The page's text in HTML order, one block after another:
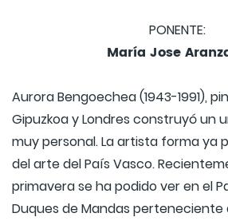
PONENTE:
María Jose
Aurora Bengoechea (1943-1991),
Gipuzkoa y Londres construyó un
muy personal. La artista forma ya
del arte del País Vasco.
primavera se ha podido ver en el
Duques de Mandas perteneciente